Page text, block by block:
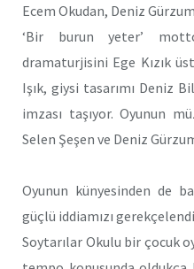
Ecem Okudan, Deniz
‘Bir burun yeter’
dramaturjisini Ege Kızık
Işık, giysi tasarımı Deniz
imzası taşıyor. Oyunun
Selen Şeşen ve Deniz
Oyunun künyesinden de
güçlü iddiamızı
Soytarılar Okulu bir çocuk